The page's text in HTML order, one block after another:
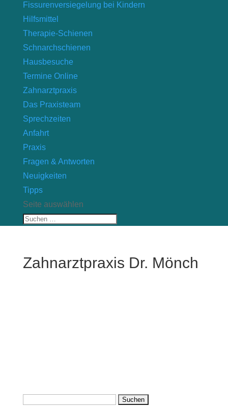
Fissurenversiegelung bei Kindern
Hilfsmittel
Therapie-Schienen
Schnarchschienen
Hausbesuche
Termine Online
Zahnarztpraxis
Das Praxisteam
Sprechzeiten
Anfahrt
Praxis
Fragen & Antworten
Neuigkeiten
Tipps
Seite auswählen
Zahnarztpraxis Dr. Mönch